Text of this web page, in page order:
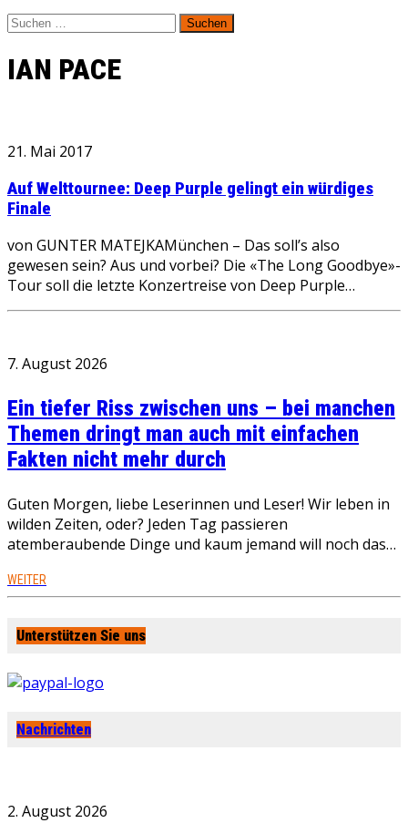
Suchen
nach:
IAN PACE
21. Mai 2017
Auf Welttournee: Deep Purple gelingt ein würdiges
Finale
von GUNTER MATEJKAMünchen – Das soll’s also
gewesen sein? Aus und vorbei? Die «The Long Goodbye»-
Tour soll die letzte Konzertreise von Deep Purple…
7. August 2026
Ein tiefer Riss zwischen uns – bei manchen
Themen dringt man auch mit einfachen
Fakten nicht mehr durch
Guten Morgen, liebe Leserinnen und Leser! Wir leben in
wilden Zeiten, oder? Jeden Tag passieren
atemberaubende Dinge und kaum jemand will noch das…
WEITER
Unterstützen Sie uns
Nachrichten
2. August 2026